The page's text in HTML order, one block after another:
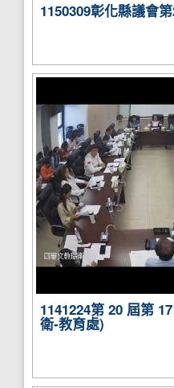
1150309彰化縣議會
1141224第 20 屆第
衛-教育處)